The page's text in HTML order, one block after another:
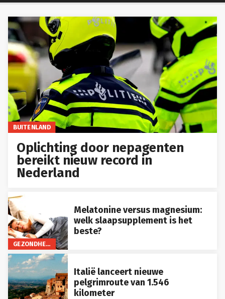
BUITENLAND
Oplichting door nepagenten
bereikt nieuw record in
Nederland
GEZONDHEID
Melatonine versus magnesium:
welk slaapsupplement is het
beste?
Italië lanceert nieuwe
pelgrimroute van 1.546
kilometer